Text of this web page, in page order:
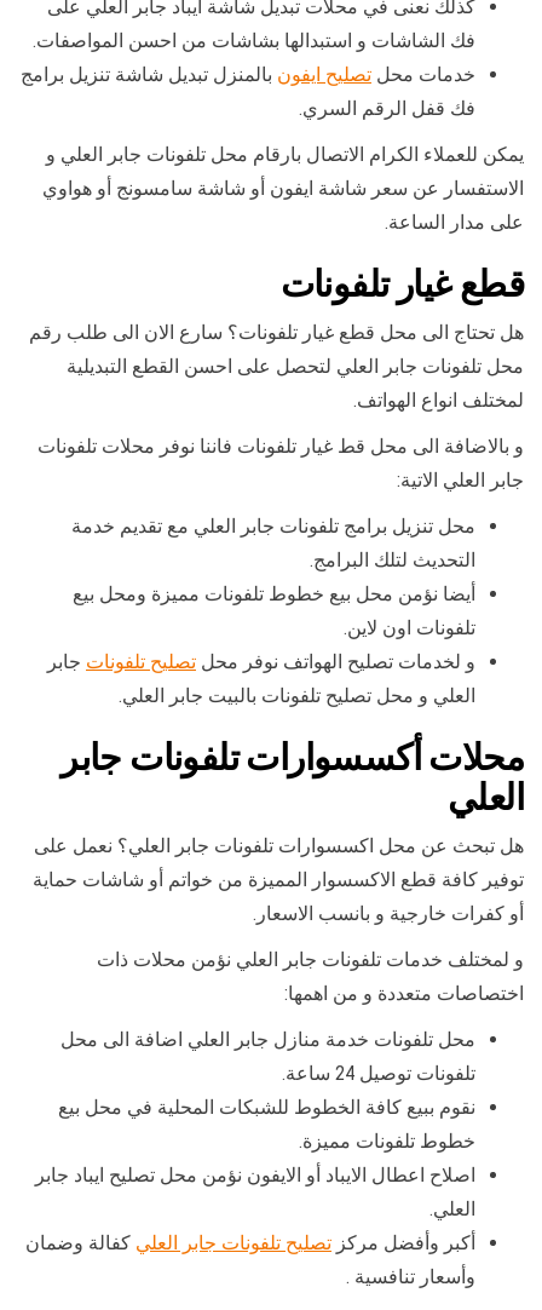
كذلك نعنى في محلات تبديل شاشة ايباد جابر العلي على
فك الشاشات و استبدالها بشاشات من احسن المواصفات.
خدمات محل تصليح ايفون بالمنزل تبديل شاشة تنزيل برامج
فك قفل الرقم السري.
يمكن للعملاء الكرام الاتصال بارقام محل تلفونات جابر العلي و
الاستفسار عن سعر شاشة ايفون أو شاشة سامسونج أو هواوي
على مدار الساعة.
قطع غيار تلفونات
هل تحتاج الى محل قطع غيار تلفونات؟ سارع الان الى طلب رقم
محل تلفونات جابر العلي لتحصل على احسن القطع التبديلية
لمختلف انواع الهواتف.
و بالاضافة الى محل قط غيار تلفونات فاننا نوفر محلات تلفونات
جابر العلي الاتية:
محل تنزيل برامج تلفونات جابر العلي مع تقديم خدمة
التحديث لتلك البرامج.
أيضا نؤمن محل بيع خطوط تلفونات مميزة ومحل بيع
تلفونات اون لاين.
و لخدمات تصليح الهواتف نوفر محل تصليح تلفونات جابر
العلي و محل تصليح تلفونات بالبيت جابر العلي.
محلات أكسسوارات تلفونات جابر
العلي
هل تبحث عن محل اكسسوارات تلفونات جابر العلي؟ نعمل على
توفير كافة قطع الاكسسوار المميزة من خواتم أو شاشات حماية
أو كفرات خارجية و بانسب الاسعار.
و لمختلف خدمات تلفونات جابر العلي نؤمن محلات ذات
اختصاصات متعددة و من اهمها:
محل تلفونات خدمة منازل جابر العلي اضافة الى محل
تلفونات توصيل 24 ساعة.
نقوم ببيع كافة الخطوط للشبكات المحلية في محل بيع
خطوط تلفونات مميزة.
اصلاح اعطال الايباد أو الايفون نؤمن محل تصليح ايباد جابر
العلي.
أكبر وأفضل مركز تصليح تلفونات جابر العلي كفالة وضمان
وأسعار تنافسية .